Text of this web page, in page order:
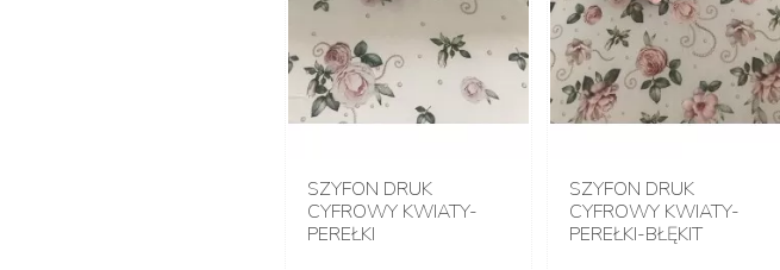
SZYFON DRUK
CYFROWY KWIATY-
PEREŁKI
SZYFON DRUK
CYFROWY KWIATY-
PEREŁKI-BŁĘKIT